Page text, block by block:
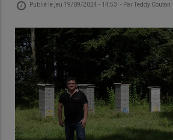
Publié le jeu 19/09/2024 - 14:53 - ParTeddy Couton